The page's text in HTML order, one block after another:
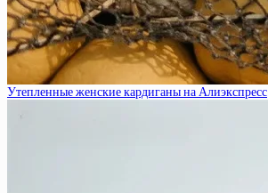
Утепленные женские кардиганы на Алиэкспресс